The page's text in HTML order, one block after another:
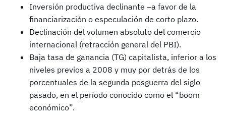
Inversión productiva declinante –a favor de la
financiarización o especulación de corto plazo.
Declinación del volumen absoluto del comercio
internacional (retracción general del PBI).
Baja tasa de ganancia (TG) capitalista, inferior a los
niveles previos a 2008 y muy por detrás de los
porcentuales de la segunda posguerra del siglo
pasado, en el período conocido como el “boom
económico”.